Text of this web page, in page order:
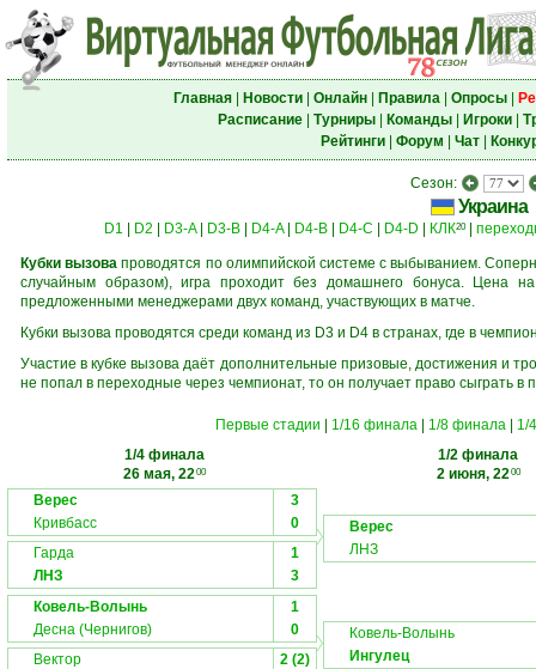
Главная| Новости| Онлайн| Правила| Опросы|
Расписание| Турниры| Команды| Игроки|
Рейтинги| Форум Чат|
Сезон:
Украина
D1 D2 D3-A| D3-B| D4-A| D4-B| D4-C D4-D КЛК20|
Кубки вызова проводятся по олимпийской системе с выбыванием.
случайным образом), игра проходит без домашнего бонуса. Цена
предложенными менеджерами двух команд, участвующих в матче.
Кубки вызова проводятся среди команд из D3 и D4 в странах, где в
Участие в кубке вызова даёт дополнительные призовые, достижения и
не попал в переходные через чемпионат, то он получает право сыграть
Первые стадии 1/16 финала| 1/8 финала|
1/
1/4 финала
26 мая, 2200
1/2 финала
2 июня, 2200
Верес
3
Кривбасс
0
Гарда
1
ЛНЗ
3
Верес
ЛНЗ
Ковель-Волынь
1
Десна (Чернигов)
0
Вектор
2 (2)
Ковель-Волынь
Ингулец